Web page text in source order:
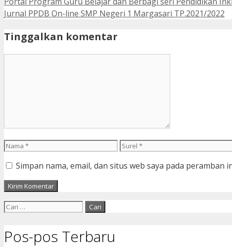
Jurnal PPDB On-line SMP Negeri 1 Margasari TP.2021/2022
Tinggalkan komentar
Nama Surel
Simpan nama, email, dan situs web saya pada
Cari
Pos-pos Terbaru